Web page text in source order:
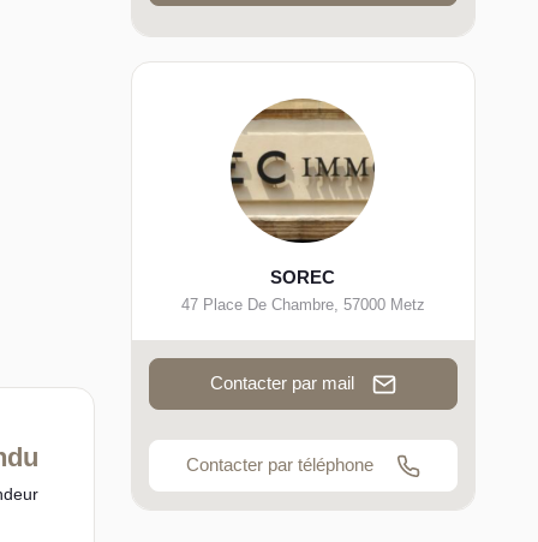
SOREC
47 Place De Chambre, 57000 Metz
Contacter par mail
Contacter par téléphone